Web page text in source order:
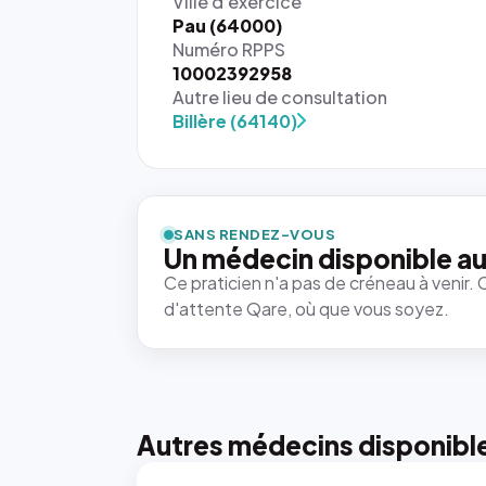
Pau (64000)
Numéro RPPS
10002392958
Autre lieu de consultation
Billère (64140)
SANS RENDEZ-VOUS
Un médecin disponible
Ce praticien n'a pas de créneau à
d'attente Qare, où que vous soyez.
Autres médecins
rendue par
`.profile-
picture`,
et un
rapport 1:1
qui reste
juste à
photo est
recadrée